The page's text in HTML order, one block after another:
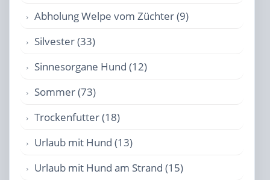
Abholung Welpe vom Züchter (9)
Silvester (33)
Sinnesorgane Hund (12)
Sommer (73)
Trockenfutter (18)
Urlaub mit Hund (13)
Urlaub mit Hund am Strand (15)